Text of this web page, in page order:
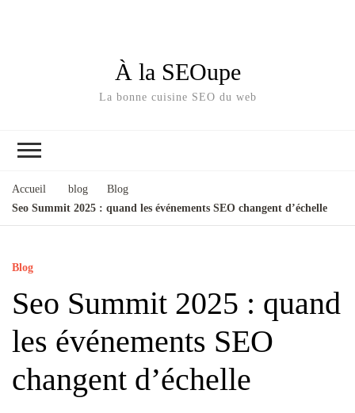
À la SEOupe
La bonne cuisine SEO du web
Accueil blog
Blog
Seo Summit 2025 : quand les événements SEO changent d’échelle
Blog
Seo Summit 2025 : quand
les événements SEO
changent d’échelle